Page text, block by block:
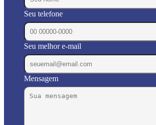
Seu telefone
Seu melhor e-mail
Mensagem